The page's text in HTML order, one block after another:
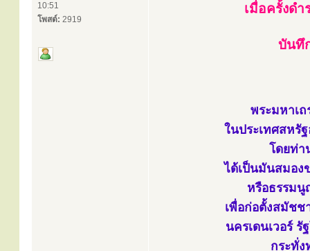
10:51
โพสต์: 2919
เมื่อครั้งด
บันทึ
พระมหาเ
ในประเทศสหรั
โดยท่า
ได้เป็นมันสมอง
หรือธรรมนู
เพื่อก่อตั้งสมัช
นครเดนเวอร์
กระทั่ง